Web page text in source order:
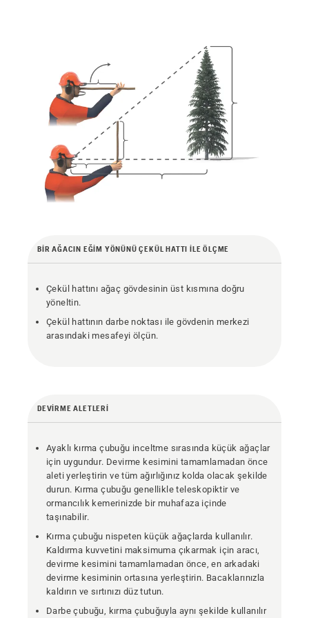
BIR AĞACIN EĞIM YÖNÜNÜ ÇEKÜL HATTI ILE ÖLÇME
Çekül hattını ağaç gövdesinin üst kısmına doğru
yöneltin.
Çekül hattının darbe noktası ile gövdenin merkezi
arasındaki mesafeyi ölçün.
DEVIRME ALETLERI
Ayaklı kırma çubuğu inceltme sırasında küçük ağaçlar
için uygundur. Devirme kesimini tamamlamadan önce
aleti yerleştirin ve tüm ağırlığınız kolda olacak şekilde
durun. Kırma çubuğu genellikle teleskopiktir ve
ormancılık kemerinizde bir muhafaza içinde
taşınabilir.
Kırma çubuğu nispeten küçük ağaçlarda kullanılır.
Kaldırma kuvvetini maksimuma çıkarmak için aracı,
devirme kesimini tamamlamadan önce, en arkadaki
devirme kesiminin ortasına yerleştirin. Bacaklarınızla
kaldırın ve sırtınızı düz tutun.
Darbe çubuğu, kırma çubuğuyla aynı şekilde kullanılır